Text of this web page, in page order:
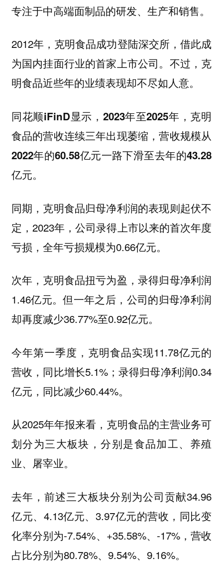
专注于中高端面制品的研发、生产和销售。
2012年，克明食品成功登陆深交所，借此成
为国内挂面行业的首家上市公司。不过，克
明食品近些年的业绩表现却不尽如人意。
同花顺iFinD显示，2023年至2025年，克明
食品的营收连续三年出现萎缩，营收规模从
2022年的60.58亿元一路下滑至去年的43.28
亿元。
同期，克明食品归母净利润的表现则起伏不
定，2023年，公司录得上市以来的首次年度
亏损，全年亏损规模为0.66亿元。
次年，克明食品扭亏为盈，录得归母净利润
1.46亿元。但一年之后，公司的归母净利润
却再度减少36.77%至0.92亿元。
今年第一季度，克明食品实现11.78亿元的
营收，同比增长5.1%；录得归母净利润0.34
亿元，同比减少60.44%。
从2025年年报来看，克明食品的主营业务可
划分为三大板块，分别是食品加工、养殖
业、屠宰业。
去年，前述三大板块分别为公司贡献34.96
亿元、4.13亿元、3.97亿元的营收，同比变
化率分别为-7.54%、+35.58%、-17%，营收
占比分别为80.78%、9.54%、9.16%。